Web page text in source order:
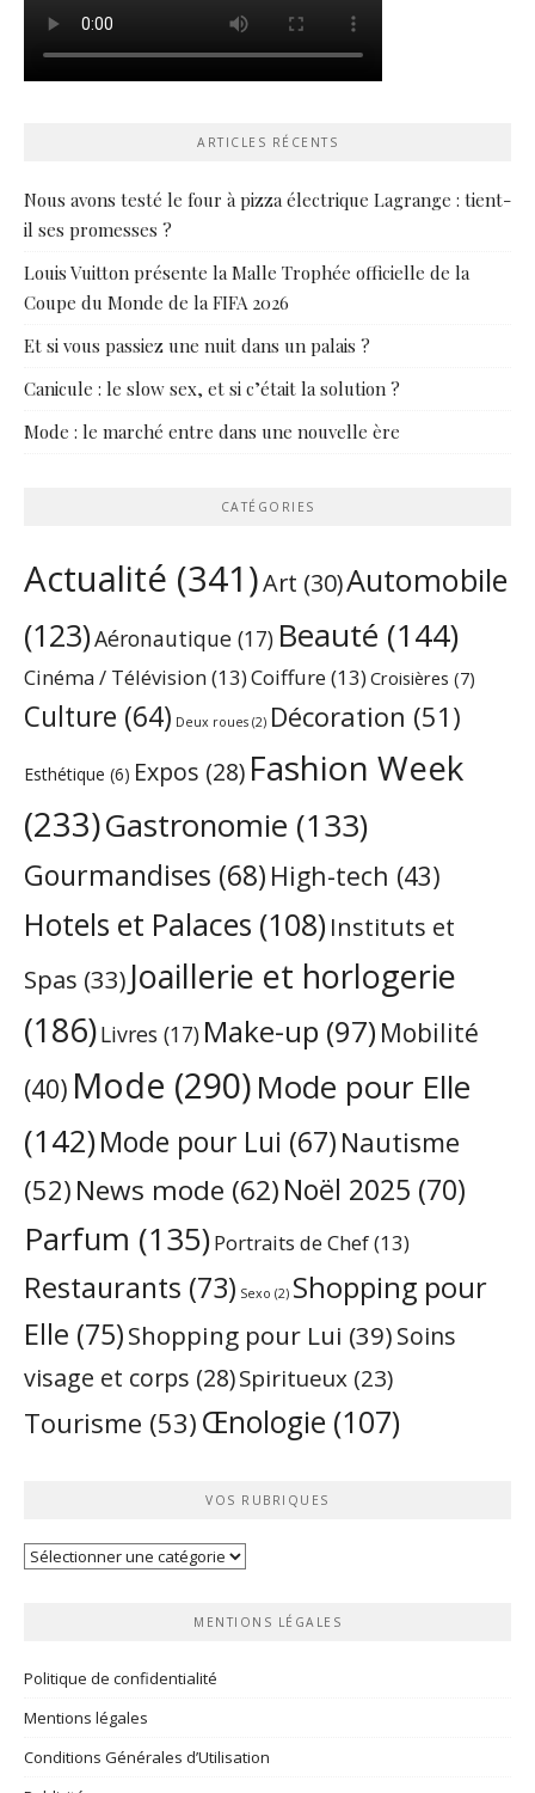
ARTICLES RÉCENTS
Nous avons testé le four à pizza électrique Lagrange : tient-
il ses promesses ?
Louis Vuitton présente la Malle Trophée officielle de la
Coupe du Monde de la FIFA 2026
Et si vous passiez une nuit dans un palais ?
Canicule : le slow sex, et si c’était la solution ?
Mode : le marché entre dans une nouvelle ère
CATÉGORIES
Actualité (341)Art (30)Automobile
(123)Aéronautique (17) Beauté (144)
Cinéma / Télévision(13)Coiffure(13) Croisières (7)
Culture (64) Deux roues (2) Décoration (51)
Esthétique (6) Expos (28) Fashion Week
(233)Gastronomie (133)
Gourmandises (68) High-tech (43)
Hotels et Palaces (108) Instituts et
Spas (33) Joaillerie et horlogerie
(186)Livres (17) Make-up (97) Mobilité
(40) Mode (290)Mode pour Elle
(142)Mode pour Lui (67) Nautisme
(52) News mode (62)Noël 2025 (70)
Parfum (135)Portraits de Chef(13)
Restaurants (73) Sexo (2) Shopping pour
Elle (75)Shopping pour Lui (39)Soins
visage et corps (28)Spiritueux (23)
Tourisme (53) Œnologie (107)
VOS RUBRIQUES
Vos
MENTIONS LÉGALES
Politique de confidentialité
Mentions légales
Conditions Générales d’Utilisation